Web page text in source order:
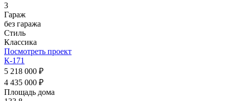
3
Гараж
без гаража
Стиль
Классика
Посмотреть проект
К-171
5 218 000 ₽
4 435 000 ₽
Площадь дома